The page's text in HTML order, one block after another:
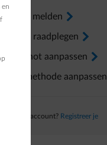
melden arrow-right
Factuur raadplegen arrow-right
aanpassen arrow-right
Betaalmethode aanpassen
Nog geen account? Registreer je
en